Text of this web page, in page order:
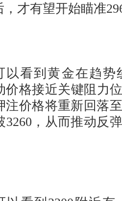
才有望开始瞄准
以看到黄金在趋势
价格接近关键阻力
注价格将重新回落
，从而推动反